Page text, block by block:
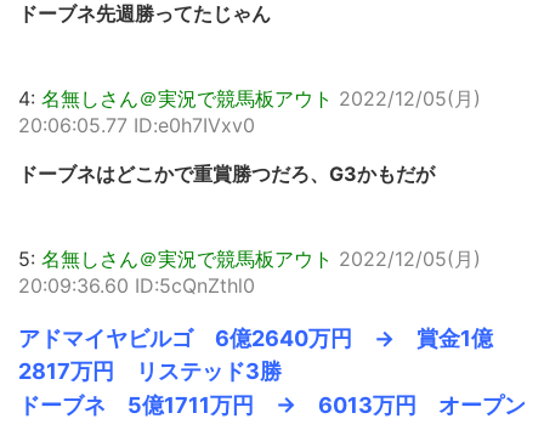
ドーブネ先週勝ってたじゃん
4: 名無しさん＠実況で競馬板アウト 2022/12/05(月)
20:06:05.77 ID:e0h7IVxv0
ドーブネはどこかで重賞勝つだろ、G3かもだが
5: 名無しさん＠実況で競馬板アウト 2022/12/05(月)
20:09:36.60 ID:5cQnZthl0
アドマイヤビルゴ 6億2640万円 → 賞金1億
2817万円 リステッド3勝
ドーブネ 5億1711万円 → 6013万円 オープン